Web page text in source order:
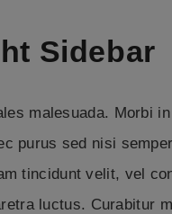
Sidebar
malesuada. Morbi
purus sed nisi
tincidunt velit, vel
luctus. Curabitur